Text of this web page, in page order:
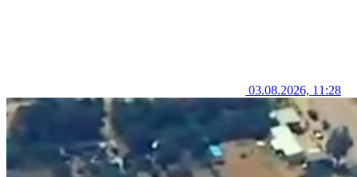
03.08.2026, 11:28